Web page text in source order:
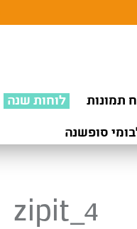
תמונות לוחות שנה
סופשנה
zipit_4